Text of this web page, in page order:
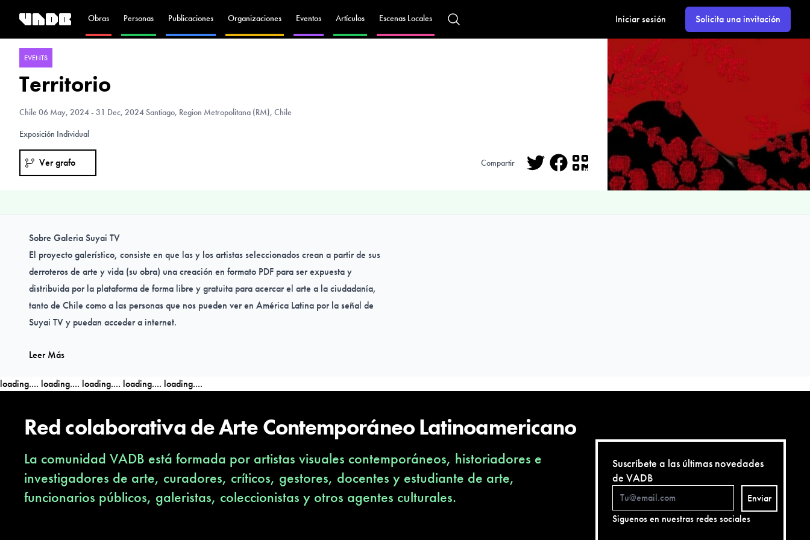
Obras Personas Publicaciones Organizaciones Eventos Artículos Escenas Locales Iniciar sesión Solicita una invitación
EVENTS
Territorio
Chile 06 May, 2024 - 31 Dec, 2024 Santiago, Region Metropolitana (RM), Chile
Exposición Individual
Ver grafo Compartir
Facebook
Sobre Galeria Suyai TV
El proyecto galerístico, consiste en que las y los artistas seleccionados crean a partir de sus
derroteros de arte y vida (su obra) una creación en formato PDF para ser expuesta y
distribuida por la plataforma de forma libre y gratuita para acercar el arte a la ciudadanía,
tanto de Chile como a las personas que nos pueden ver en América Latina por la señal de
Suyai TV y puedan acceder a internet.
Durante el mes de marzo se lanzó la galería con una muestra doble del artista Arturo
Cociña, Roberto Farriol, Ricardo Villaroel, Christian Carrillo, Pablo Carreño Grendi,
José Ramón Alcalá entre otros.
Ficha técnica.
Territorio
Leer Más
loading.... loading.... loading.... loading.... loading....
Red colaborativa de Arte Contemporáneo Latinoamericano
La comunidad VADB está formada por artistas visuales contemporáneos, historiadores e
investigadores de arte, curadores, críticos, gestores, docentes y estudiante de arte,
funcionarios públicos, galeristas, coleccionistas y otros agentes culturales.
Suscríbete a las últimas novedades
de VADB
Enviar
Siguenos en nuestras redes sociales